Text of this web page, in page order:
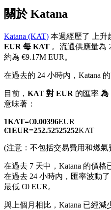
幣本位永續
以數字貨幣為保證金的
美股、外匯、貴金屬及大
關於 Katana
Katana (KAT) 本週經歷了 上升
EUR 每 KAT 。流通供應量為
約為 €9.17M EUR。
在過去的 24 小時內，Katana
目前， KAT 對 EUR 的匯率 為
意味著：
1KAT=€0.00396EUR
€1EUR=252.52525252KAT
(注意：不包括交易費用和燃氣
在過去 7 天中，Katana 的價格
在過去 24 小時內，匯率波動
最低 €0 EUR。
與上個月相比，Katana 已經減